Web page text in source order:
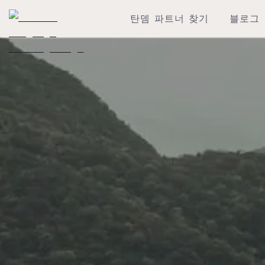
탄뎀 파트너 찾기 블로그